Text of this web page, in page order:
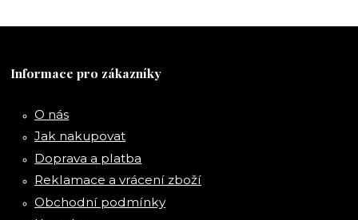
Informace pro zákazníky
O nás
Jak nakupovat
Doprava a platba
Reklamace a vrácení zboží
Obchodní podmínky